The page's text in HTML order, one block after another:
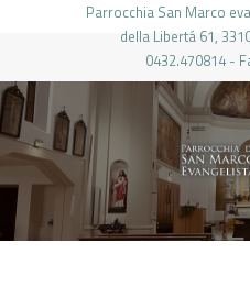
Parrocchia San Marco
della Libertá 61,
0432.470814 -
PARROCCHIA DI
HOME
LA PARROCCHIA
IL PARROCO
LE ATTIVITÀ